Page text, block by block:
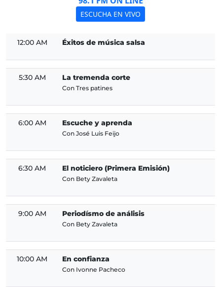
ESCUCHA EN VIVO
12:00 AM Éxitos de música salsa
5:30 AM La tremenda corte
Con Tres patines
6:00 AM Escuche y aprenda
Con José Luis Feijo
6:30 AM El noticiero (Primera Emisión)
Con Bety Zavaleta
9:00 AM Periodísmo de análisis
Con Bety Zavaleta
10:00 AM En confianza
Con Ivonne Pacheco